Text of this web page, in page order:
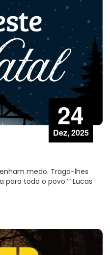
24
Dez, 2025
medo. Trago-lhes
todo o povo.’” Lucas